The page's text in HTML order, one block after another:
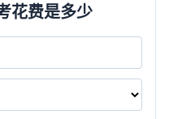
花费是多少